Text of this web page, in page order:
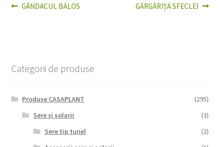
Navigare
Articolul
GÂNDACUL BĂLOS
Articolul
GĂRGĂRIŢA SFECLEI
Categorii de produse
Produse CASAPLANT
(295)
Sere și solarii
(3)
Sere tip tunel
(2)